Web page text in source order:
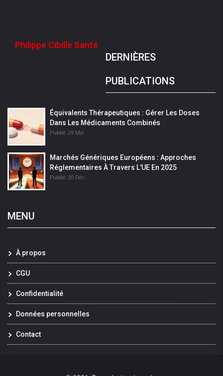
Philippe Cibille Santé
DERNIÈRES
PUBLICATIONS
Équivalents Thérapeutiques : Gérer Les Doses
Dans Les Médicaments Combinés
Publié: 29 Mai
Marchés Génériques Européens : Approches
Réglementaires À Travers L'UE En 2025
Publié: 30 Déc.
MENU
À propos
CGU
Confidentialité
Données personnelles
Contact